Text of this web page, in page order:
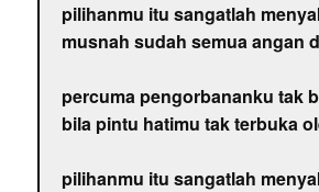
pilihanmu itu sangatlah
musnah sudah semua angan
percuma pengorbananku tak
bila pintu hatimu tak terbuka
pilihanmu itu sangatlah